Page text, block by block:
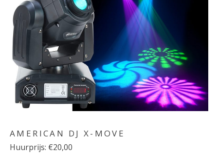
AMERICAN DJ X-MOVE
Huurprijs: €20,00